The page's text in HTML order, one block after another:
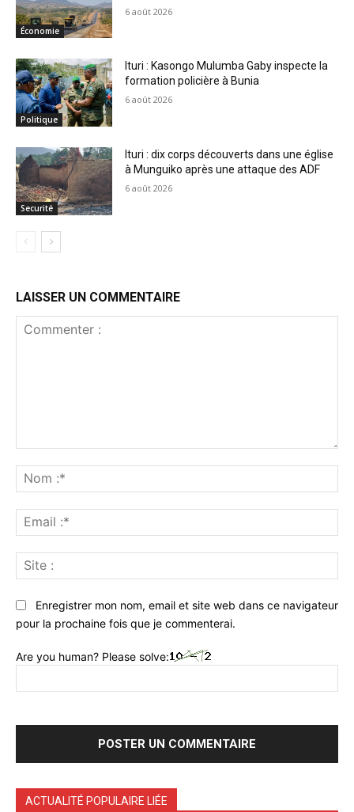
Économie
6 août 2026
Politique
Ituri : Kasongo Mulumba Gaby inspecte la
formation policière à Bunia
6 août 2026
Securité
Ituri : dix corps découverts dans une église
à Munguiko après une attaque des ADF
6 août 2026
LAISSER UN COMMENTAIRE
:*
:*
:
Enregistrer mon nom, email et site web dans ce navigateur
pour la prochaine fois que je commenterai.
Are you human? Please solve:
ACTUALITÉ POPULAIRE LIÉE